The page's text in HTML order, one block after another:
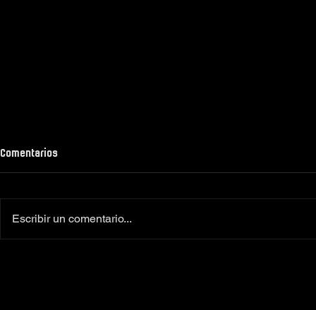
Comentarios
Escribir un comentario...